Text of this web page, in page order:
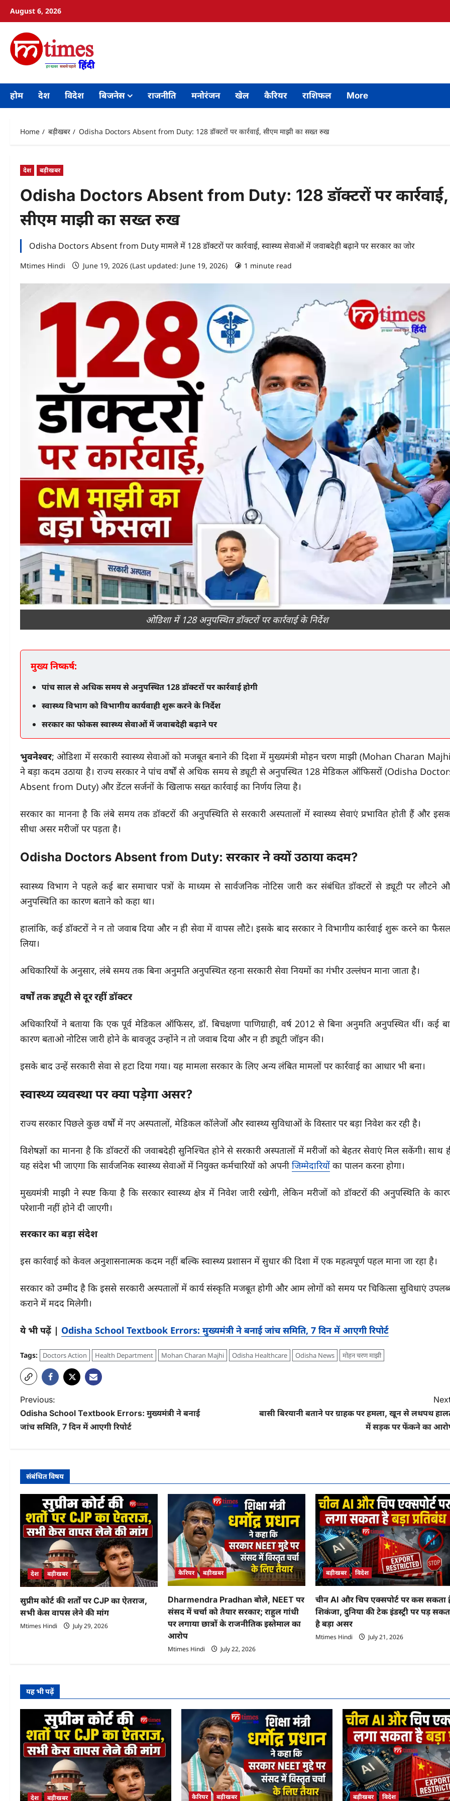
August 6, 2026
होम देश विदेश बिजनेस राजनीति मनोरंजन खेल कैरियर राशिफल More
Home बड़ीखबर Odisha Doctors Absent from Duty: 128 डॉक्टरों पर कार्रवाई, सीएम माझी का सख्त रुख
देश बड़ीखबर
Odisha Doctors Absent from Duty: 128 डॉक्टरों पर कार्रवाई,
सीएम माझी का सख्त रुख
Odisha Doctors Absent from Duty मामले में 128 डॉक्टरों पर कार्रवाई, स्वास्थ्य सेवाओं में जवाबदेही बढ़ाने पर सरकार का जोर
Mtimes Hindi June 19, 2026 (Last updated: June 19, 2026) 1 minute read
ओडिशा में 128 अनुपस्थित डॉक्टरों पर कार्रवाई के निर्देश
मुख्य निष्कर्ष:
पांच साल से अधिक समय से अनुपस्थित 128 डॉक्टरों पर कार्रवाई होगी
स्वास्थ्य विभाग को विभागीय कार्यवाही शुरू करने के निर्देश
सरकार का फोकस स्वास्थ्य सेवाओं में जवाबदेही बढ़ाने पर
भुवनेश्वर; ओडिशा में सरकारी स्वास्थ्य सेवाओं को मजबूत बनाने की दिशा में मुख्यमंत्री मोहन चरण माझी (Mohan Charan
ने बड़ा कदम उठाया है। राज्य सरकार ने पांच वर्षों से अधिक समय से ड्यूटी से अनुपस्थित 128 मेडिकल ऑफिसरों (Odisha
Absent from Duty) और डेंटल सर्जनों के खिलाफ सख्त कार्रवाई का निर्णय लिया है।
सरकार का मानना है कि लंबे समय तक डॉक्टरों की अनुपस्थिति से सरकारी अस्पतालों में स्वास्थ्य सेवाएं प्रभावित होती हैं और
सीधा असर मरीजों पर पड़ता है।
Odisha Doctors Absent from Duty: सरकार ने क्यों उठाया कदम?
स्वास्थ्य विभाग ने पहले कई बार समाचार पत्रों के माध्यम से सार्वजनिक नोटिस जारी कर संबंधित डॉक्टरों से ड्यूटी पर लौटने
अनुपस्थिति का कारण बताने को कहा था।
हालांकि, कई डॉक्टरों ने न तो जवाब दिया और न ही सेवा में वापस लौटे। इसके बाद सरकार ने विभागीय कार्रवाई शुरू करने का
लिया।
अधिकारियों के अनुसार, लंबे समय तक बिना अनुमति अनुपस्थित रहना सरकारी सेवा नियमों का गंभीर उल्लंघन माना जाता है।
वर्षों तक ड्यूटी से दूर रहीं डॉक्टर
अधिकारियों ने बताया कि एक पूर्व मेडिकल ऑफिसर, डॉ. बिचक्षणा पाणिग्राही, वर्ष 2012 से बिना अनुमति अनुपस्थित थीं। कई
कारण बताओ नोटिस जारी होने के बावजूद उन्होंने न तो जवाब दिया और न ही ड्यूटी जॉइन की।
इसके बाद उन्हें सरकारी सेवा से हटा दिया गया। यह मामला सरकार के लिए अन्य लंबित मामलों पर कार्रवाई का आधार भी बना।
स्वास्थ्य व्यवस्था पर क्या पड़ेगा असर?
राज्य सरकार पिछले कुछ वर्षों में नए अस्पतालों, मेडिकल कॉलेजों और स्वास्थ्य सुविधाओं के विस्तार पर बड़ा निवेश कर रही है।
विशेषज्ञों का मानना है कि डॉक्टरों की जवाबदेही सुनिश्चित होने से सरकारी अस्पतालों में मरीजों को बेहतर सेवाएं मिल सकेंगी। साथ
यह संदेश भी जाएगा कि सार्वजनिक स्वास्थ्य सेवाओं में नियुक्त कर्मचारियों को अपनी जिम्मेदारियों का पालन करना होगा।
मुख्यमंत्री माझी ने स्पष्ट किया है कि सरकार स्वास्थ्य क्षेत्र में निवेश जारी रखेगी, लेकिन मरीजों को डॉक्टरों की अनुपस्थिति के
परेशानी नहीं होने दी जाएगी।
सरकार का बड़ा संदेश
इस कार्रवाई को केवल अनुशासनात्मक कदम नहीं बल्कि स्वास्थ्य प्रशासन में सुधार की दिशा में एक महत्वपूर्ण पहल माना जा रहा है।
सरकार को उम्मीद है कि इससे सरकारी अस्पतालों में कार्य संस्कृति मजबूत होगी और आम लोगों को समय पर चिकित्सा सुविधाएं
कराने में मदद मिलेगी।
ये भी पढ़ें | Odisha School Textbook Errors: मुख्यमंत्री ने बनाई जांच समिति, 7 दिन में आएगी रिपोर्ट
Tags: Doctors Action Health Department Mohan Charan Majhi Odisha Healthcare Odisha News मोहन चरण माझी
P
o
n
a
i
a
t
i
o
Previous:
Odisha School Textbook Errors: मुख्यमंत्री ने बनाई
जांच समिति, 7 दिन में आएगी रिपोर्ट
बासी बिरयानी बताने पर ग्राहक पर हमला, खून से लथपथ
में सड़क पर फेंकने का
संबंधित विषय
देश बड़ीखबर
सुप्रीम कोर्ट की शर्तों पर CJP का ऐतराज,
सभी केस वापस लेने की मांग
Mtimes Hindi July 29, 2026
कैरियर बड़ीखबर
Dharmendra Pradhan बोले, NEET पर
संसद में चर्चा को तैयार सरकार; राहुल गांधी
पर लगाया छात्रों के राजनीतिक इस्तेमाल का
आरोप
Mtimes Hindi July 22, 2026
बड़ीखबर विदेश
चीन AI और चिप एक्सपोर्ट पर कस सकता
शिकंजा, दुनिया की टेक इंडस्ट्री पर पड़
है बड़ा असर
Mtimes Hindi July 21, 2026
यह भी पढ़ें
देश बड़ीखबर कैरियर बड़ीखबर बड़ीखबर विदेश